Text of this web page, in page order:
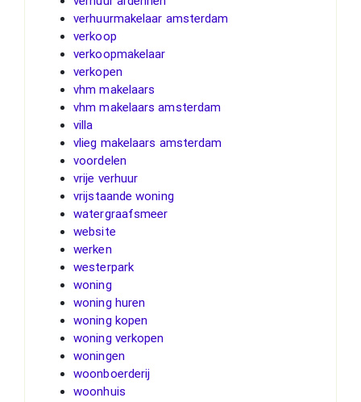
verhuurmakelaar amsterdam
verkoop
verkoopmakelaar
verkopen
vhm makelaars
vhm makelaars amsterdam
villa
vlieg makelaars amsterdam
voordelen
vrije verhuur
vrijstaande woning
watergraafsmeer
website
werken
westerpark
woning
woning huren
woning kopen
woning verkopen
woningen
woonboerderij
woonhuis